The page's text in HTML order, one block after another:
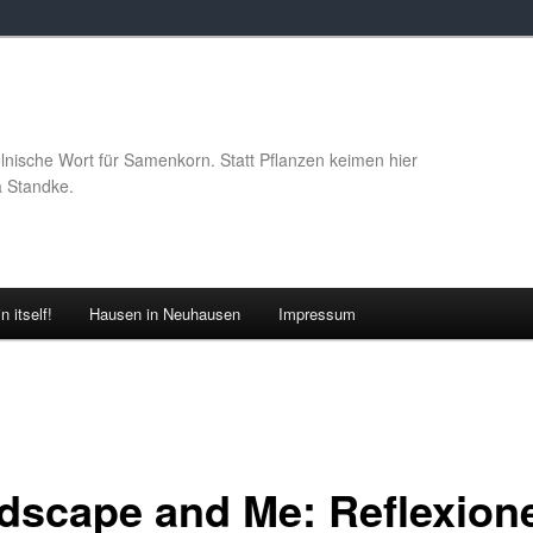
Wort für Samenkorn. Statt Pflanzen keimen hier
Standke.
itself! Hausen in Neuhausen Impressum
and Me: